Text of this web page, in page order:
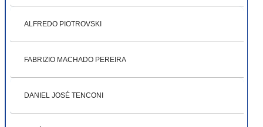
ALFREDO PIOTROVSKI
FABRIZIO MACHADO PEREIRA
DANIEL JOSÉ TENCONI